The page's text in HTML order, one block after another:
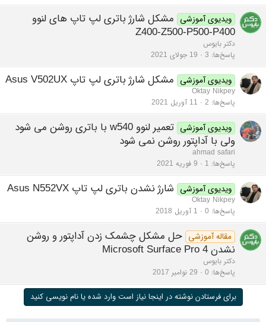
ویدیوی آموزشی مشکل شارژ باتری لپ تاپ های لنوو
Z400-Z500-P500-P400
دکتر بایوس
پاسخ‌ها 3 19 جولای 2021
ویدیوی آموزشی مشکل شارژ باتری لپ تاپ Asus V502UX
Oktay Nikpey
پاسخ‌ها 2 11 آوریل 2021
ویدیوی آموزشی
تعمیر لنوو w540 با باتری روشن می شود
ولی با آداپتور روشن نمی شود
ahmad safari
پاسخ‌ها 1 9 فوریه 2021
ویدیوی آموزشی شارژ نشدن باتری لپ تاپ Asus N552VX
Oktay Nikpey
پاسخ‌ها 0 1 آوریل 2018
مقاله آموزشی حل مشکل چشمک زدن آداپتور و روشن
نشدن Microsoft Surface Pro 4
دکتر بایوس
پاسخ‌ها 0 29 نوامبر 2017
برای فرستادن نوشته در اینجا نیاز است وارد شده یا نام نویسی کنید